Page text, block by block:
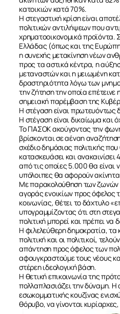
ΣΧΕΤΙΚΑ
ΝΕΑ
κατοικιών κατά 70%.
Η στεγαστική κρίση είναι
πολιτικών αντιλήψεων που
χρηματοοικονομικά προϊόντα.
Ελλάδας (όπως και της
η συνεχής μετακίνηση νέων
προς τα αστικά κέντρα, η
μεταναστών και η μειωμένη
δραστηριότητα λόγω των
την ζήτηση την οποία επέτεινε
σημειακή παρέμβαση της
Η στέγαση είναι πρωτευόντως
Η στέγαση είναι δικαίωμα και
Το ΠΑΣΟΚ ακούγοντας την
βρίσκονται σε αέναη
σχέδιο δημόσιας πολιτικής που
κατασκευάσει και ανακαινίσει
από τις οποίες 5.000 θα είναι
υπόλοιπες θα αφορούν
Με παρακολούθηση των ζωνών
αγοράς ενοικίων προς όφελος
κοινωνίας, θέτει το δάχτυλο
υπογραμμίζοντας ότι στη
πολιτική μπορεί και πρέπει να
Η φιλελεύθερη δημοκρατία, τα
πολιτική και οι πολιτικοί,
απάντηση προς όφελος των
αφουγκραστούμε τους νέους
στέρεη ιδεολογική βάση.
Η θετική επικοινωνία της
πολλαπλασιάζει την δύναμη. Η
εσωκομματικής κουζίνας
θόρυβο, να γίνονται